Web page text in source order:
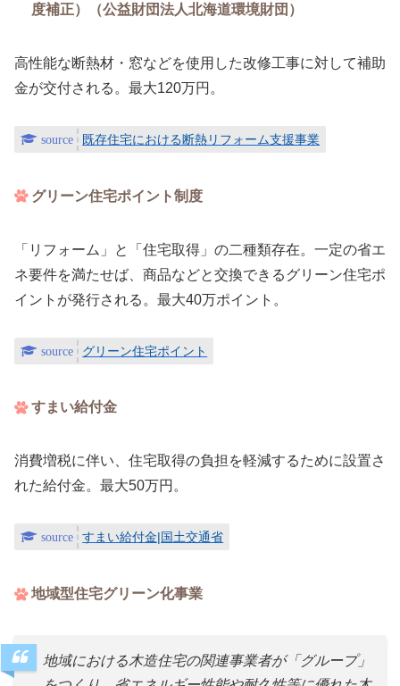
度補正）（公益財団法人北海道環境財団）
高性能な断熱材・窓などを使用した改修工事に対して補助
金が交付される。最大120万円。
既存住宅における断熱リフォーム支援事業
グリーン住宅ポイント制度
「リフォーム」と「住宅取得」の二種類存在。一定の省エ
ネ要件を満たせば、商品などと交換できるグリーン住宅ポ
イントが発行される。最大40万ポイント。
グリーン住宅ポイント
すまい給付金
消費増税に伴い、住宅取得の負担を軽減するために設置さ
れた給付金。最大50万円。
すまい給付金|国土交通省
地域型住宅グリーン化事業
地域における木造住宅の関連事業者が「グループ」